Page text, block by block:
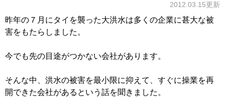
2012.03.15更新
昨年の７月にタイを襲った大洪水は多くの企業に甚大な被
害をもたらしました。
今でも先の目途がつかない会社があります。
そんな中、洪水の被害を最小限に抑えて、すぐに操業を再
開できた会社があるという話を聞きました。